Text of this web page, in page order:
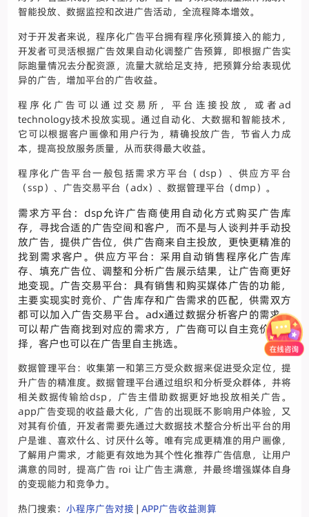
智能投放、数据监控和改进广告活动，全流程降本增效。
对于开发者来说，程序化广告平台拥有程序化预算接入的能力，
开发者可灵活根据广告效果自动化调整广告预算，即根据广告实
际跑量情况去分配资源，流量大就给足支持，把预算分给表现优
异的广告，增加平台的广告收益。
程序化广告可以通过交易所，平台连接投放，或者ad
technology技术投放实现。通过自动化、大数据和智能技术，
它可以根据客户画像和用户行为，精确投放广告，节省人力成
本，提高投放服务质量，从而获得最大收益。
程序化广告平台一般包括需求方平台（dsp）、供应方平台
（ssp）、广告交易平台（adx）、数据管理平台（dmp）。
需求方平台：dsp允许广告商使用自动化方式购买广告库
存，寻找合适的广告空间和客户，而不是与人谈判并手动投
放广告，提供广告位，供广告商来自主投放，更快更精准的
找到需求客户。供应方平台：采用自动销售程序化广告库
存、填充广告位、调整和分析广告展示结果，让广告商更好
地变现。广告交易平台：具有销售和购买媒体广告的功能，
主要实现实时竞价、广告库存和广告需求的匹配，供需双方
都可以加入广告交易平台。adx通过数据分析客户的需求，
可以帮广告商找到对应的需求方，广告商可以自主竞价和选
择，客户也可以在广告里自主挑选。
数据管理平台：收集第一和第三方受众数据来促进受众定位，提
升广告的精准度。数据管理平台通过组织和分析受众群体，并将
相关数据传输给dsp，广告主借助数据更好地投放相关广告。
app广告变现的收益最大化，广告的出现既不影响用户体验，又
对其有价值，开发者需要先通过大数据技术整合分析出平台的用
户是谁、喜欢什么、讨厌什么等。唯有完成更精准的用户画像，
了解用户需求，才能更有效地为其个性化推荐广告信息，让用户
满意的同时，提高广告 roi 让广告主满意，并最终增强媒体自身
的变现能力和竞争力。
热门搜索：小程序广告对接 |APP广告收益测算